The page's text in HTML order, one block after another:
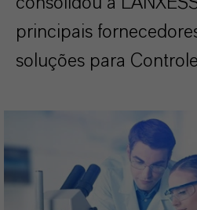
principais
soluções para